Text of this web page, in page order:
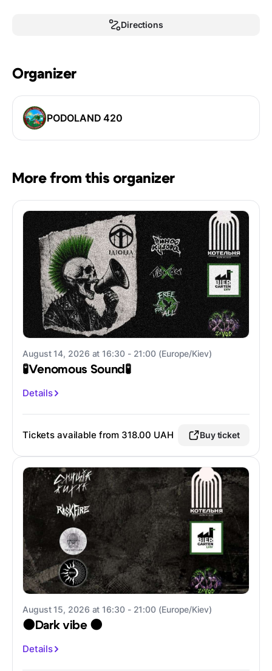
Directions
Organizer
PODOLAND 420
More from this organizer
August 14, 2026 at 16:30 - 21:00 (Europe/Kiev)
🧪Venomous Sound🧪
Details
Tickets available from 318.00 UAH Buy ticket
August 15, 2026 at 16:30 - 21:00 (Europe/Kiev)
🌑Dark vibe 🌑
Details